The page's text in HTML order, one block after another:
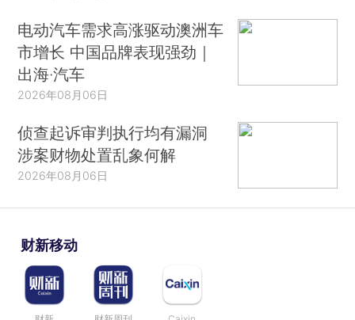
电动汽车需求高涨驱动澳洲车
市增长 中国品牌表现强劲｜
出海·汽车
2026年08月06日
侦查起诉审判执行均有漏洞
涉案财物处置乱象何解
2026年08月06日
财新移动